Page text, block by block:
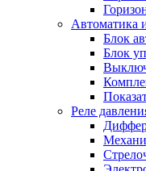
Автоматика
Блок
Блок
Реле